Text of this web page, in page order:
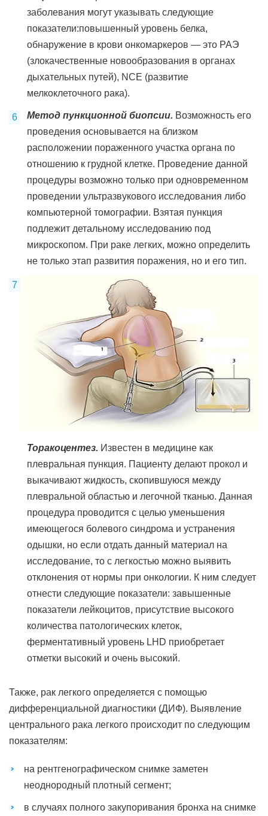
заболевания могут указывать следующие
показатели:повышенный уровень белка,
обнаружение в крови онкомаркеров — это РАЭ
(злокачественные новообразования в органах
дыхательных путей), NCE (развитие
мелкоклеточного рака).
Метод пункционной биопсии. Возможность его
проведения основывается на близком
расположении пораженного участка органа по
отношению к грудной клетке. Проведение данной
процедуры возможно только при одновременном
проведении ультразвукового исследования либо
компьютерной томографии. Взятая пункция
подлежит детальному исследованию под
микроскопом. При раке легких, можно определить
не только этап развития поражения, но и его тип.
Торакоцентез. Известен в медицине как
плевральная пункция. Пациенту делают прокол и
выкачивают жидкость, скопившуюся между
плевральной областью и легочной тканью. Данная
процедура проводится с целью уменьшения
имеющегося болевого синдрома и устранения
одышки, но если отдать данный материал на
исследование, то с легкостью можно выявить
отклонения от нормы при онкологии. К ним следует
отнести следующие показатели: завышенные
показатели лейкоцитов, присутствие высокого
количества патологических клеток,
ферментативный уровень LHD приобретает
отметки высокий и очень высокий.
Также, рак легкого определяется с помощью
дифференциальной диагностики (ДИФ). Выявление
центрального рака легкого происходит по следующим
показателям:
на рентгенографическом снимке заметен
неоднородный плотный сегмент;
в случаях полного закупоривания бронха на снимке